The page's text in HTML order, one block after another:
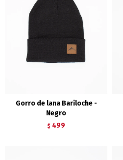
Gorro de lana Bariloche -
Negro
$ 499